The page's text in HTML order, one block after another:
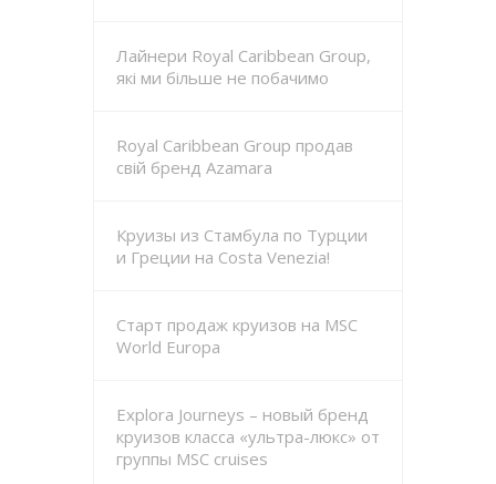
Лайнери Royal Caribbean Group,
які ми більше не побачимо
Royal Caribbean Group продав
свій бренд Azamara
Круизы из Стамбула по Турции
и Греции на Costa Venezia!
Старт продаж круизов на MSC
World Europa
Explora Journeys – новый бренд
круизов класса «ультра-люкс» от
группы MSC cruises